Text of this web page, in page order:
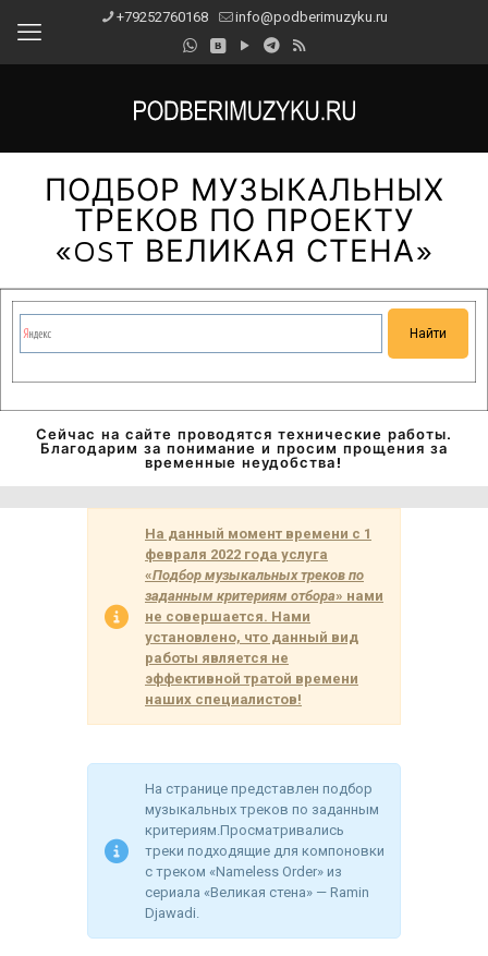
+79252760168 info@podberimuzyku.ru
ПОДБОР МУЗЫКАЛЬНЫХ
ТРЕКОВ ПО ПРОЕКТУ
«OST ВЕЛИКАЯ СТЕНА»
Сейчас на сайте проводятся технические работы.
Благодарим за понимание и просим прощения за
временные неудобства!
На данный момент времени с 1
февраля 2022 года услуга
«Подбор музыкальных треков по
заданным критериям отбора» нами
не совершается. Нами
установлено, что данный вид
работы является не
эффективной тратой времени
наших специалистов!
На странице представлен подбор
музыкальных треков по заданным
критериям.Просматривались
треки подходящие для компоновки
с треком «Nameless Order» из
сериала «Великая стена» — Ramin
Djawadi.